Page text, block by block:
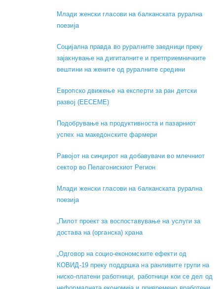
Mлади женски гласови на балканската рурална
поезија
Социјална правда во руралните заедници преку
зајакнување на дигиталните и претприемничките
вештини на жените од руралните средини
Европско движење на експерти за ран детски
развој (EECEME)
Подобрување на продуктивноста и пазарниот
успех на македонските фармери
Равојот на синџирот на добавувачи во млечниот
сектор во Пелагонискиот Регион
Mлади женски гласови на балканската рурална
поезија
„Пилот проект за воспоставување на услуги за
достава на (органска) храна
„Одговор на социо-економските ефекти од
КОВИД-19 преку поддршка на ранливите групи на
ниско-платени работници, работници кои се дел од